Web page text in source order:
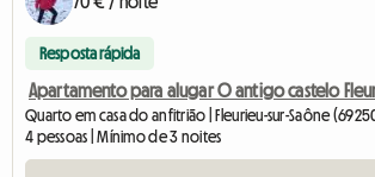
Resposta rápida
Apartamento para alugar O antigo castelo
Quarto em casa do anfitrião | Fleurieu-sur-Saône
4 pessoas | Mínimo de 3 noites